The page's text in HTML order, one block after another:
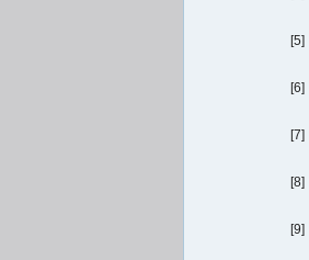
[5]
[6]
[7]
[8]
[9]